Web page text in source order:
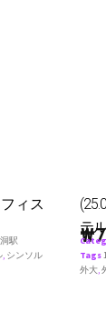
ィス
駅
, シンソル
テ
₩
Tags
外大,